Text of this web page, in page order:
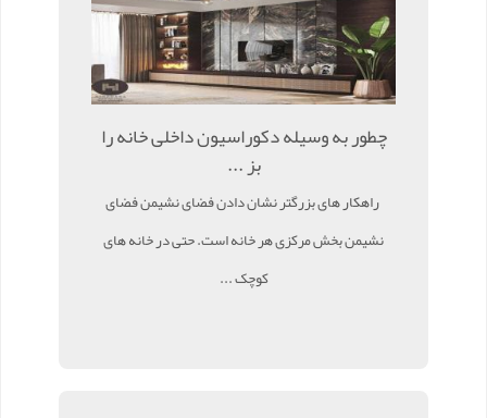
چطور به وسیله دکوراسیون داخلی خانه را
بز ...
راهکار های بزرگتر نشان دادن فضای نشیمن فضای
نشیمن بخش مرکزی هر خانه است. حتی در خانه های
کوچک ...